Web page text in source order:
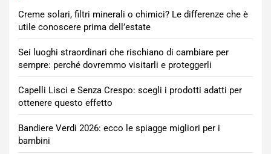
Creme solari, filtri minerali o chimici? Le differenze che è
utile conoscere prima dell’estate
Sei luoghi straordinari che rischiano di cambiare per
sempre: perché dovremmo visitarli e proteggerli
Capelli Lisci e Senza Crespo: scegli i prodotti adatti per
ottenere questo effetto
Bandiere Verdi 2026: ecco le spiagge migliori per i
bambini